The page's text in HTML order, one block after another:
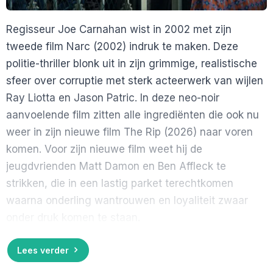
Regisseur Joe Carnahan wist in 2002 met zijn
tweede film Narc (2002) indruk te maken. Deze
politie-thriller blonk uit in zijn grimmige, realistische
sfeer over corruptie met sterk acteerwerk van wijlen
Ray Liotta en Jason Patric. In deze neo-noir
aanvoelende film zitten alle ingrediënten die ook nu
weer in zijn nieuwe film The Rip (2026) naar voren
komen. Voor zijn nieuwe film weet hij de
jeugdvrienden Matt Damon en Ben Affleck te
strikken, die in een lastig parket terechtkomen
waarna onderling wantrouwen en loyaliteit zwaar
Lees verder